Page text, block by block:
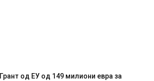
Грант од ЕУ од 149 милиони евра за